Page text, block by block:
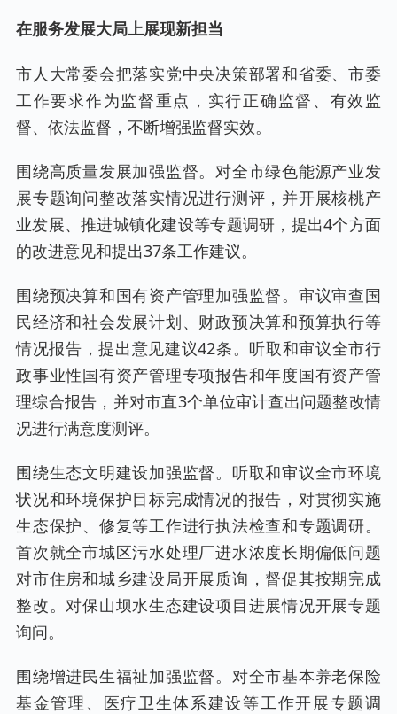
在服务发展大局上展现新担当
市人大常委会把落实党中央决策部署和省委、市委
工作要求作为监督重点，实行正确监督、有效监
督、依法监督，不断增强监督实效。
围绕高质量发展加强监督。对全市绿色能源产业发
展专题询问整改落实情况进行测评，并开展核桃产
业发展、推进城镇化建设等专题调研，提出4个方面
的改进意见和提出37条工作建议。
围绕预决算和国有资产管理加强监督。审议审查国
民经济和社会发展计划、财政预决算和预算执行等
情况报告，提出意见建议42条。听取和审议全市行
政事业性国有资产管理专项报告和年度国有资产管
理综合报告，并对市直3个单位审计查出问题整改情
况进行满意度测评。
围绕生态文明建设加强监督。听取和审议全市环境
状况和环境保护目标完成情况的报告，对贯彻实施
生态保护、修复等工作进行执法检查和专题调研。
首次就全市城区污水处理厂进水浓度长期偏低问题
对市住房和城乡建设局开展质询，督促其按期完成
整改。对保山坝水生态建设项目进展情况开展专题
询问。
围绕增进民生福祉加强监督。对全市基本养老保险
基金管理、医疗卫生体系建设等工作开展专题调